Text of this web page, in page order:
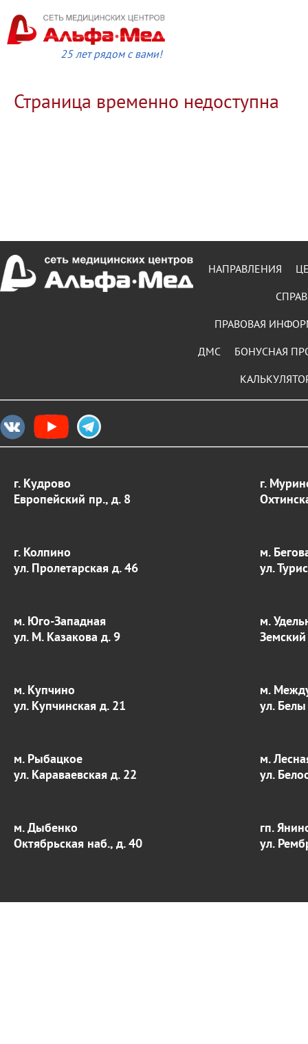
25 лет рядом с вами!
Страница временно недоступна
НАПРАВЛЕНИЯ
ПРАВОВАЯ
БОНУСНАЯ
ДМС
г. Кудрово
Европейский пр., д. 8
г.
г. Колпино
ул. Пролетарская д. 46
м.
ул.
м. Юго-Западная
ул. М. Казакова д. 9
м.
м. Купчино
ул. Купчинская д. 21
м.
ул.
м. Рыбацкое
ул. Караваевская д. 22
м.
ул.
м. Дыбенко
Октябрьская наб., д. 40
гп.
ул.